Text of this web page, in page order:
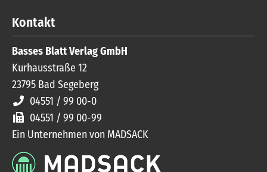
Kontakt
Basses Blatt Verlag GmbH
Kurhausstraße 12
23795 Bad Segeberg
04551 / 99 00-0
04551 / 99 00-99
Ein Unternehmen von MADSACK